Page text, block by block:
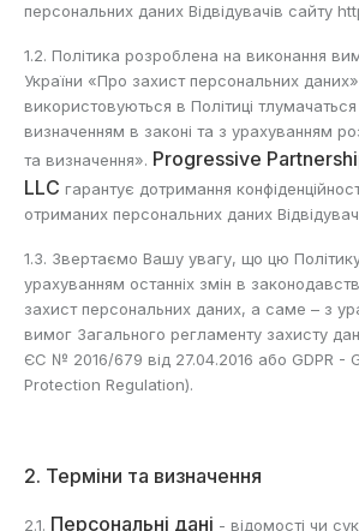
персональних даних Відвідувачів сайту
1.2. Політика розроблена на виконання
України «Про захист персональних
використовуються в Політиці тлумачаться
визначенням в законі та з урахуванням
та визначення». Progressive
LLC гарантує дотримання
отриманих персональних даних
1.3. Звертаємо Вашу увагу, що цю
урахуванням останніх змін в
захист персональних даних, а саме – з
вимог Загального регламенту захисту
ЄС № 2016/679 від 27.04.2016 або GDPR -
Protection Regulation).
2. Терміни та визначення
2.1. Персональні дані - відомості чи